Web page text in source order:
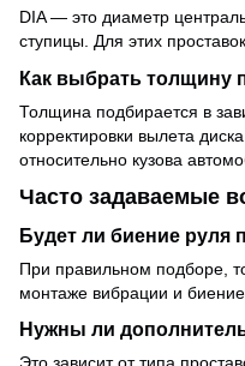
DIA — это диаметр
ступицы. Для этих
Как выбрать толщину
Толщина подбирается в
корректировки вылета
относительно кузова
Часто задаваемые
Будет ли биение руля
При правильном подборе,
монтаже вибрации и биение
Нужны ли